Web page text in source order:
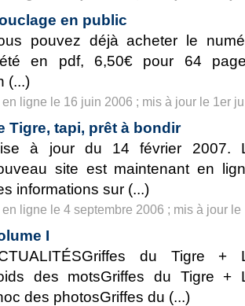
en public
pouvez déjà acheter le
en pdf, 6,50€ pour 64
(...)
en ligne le 16 juin 2006 ; mis à jour le 1er
Tigre, tapi, prêt à bondir
à jour du 14 février 2007.
site est maintenant en
informations sur (...)
en ligne le 4 septembre 2006 ; mis à jour
I
du Tigre +
des motsGriffes du Tigre +
des photosGriffes du (...)